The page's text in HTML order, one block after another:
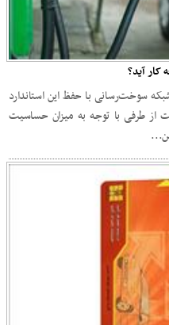
یورو 5 بدون داشتن شبکه سوخت‌رسانی با حفظ این استاندارد
از طرفی با توجه به میزان حساسیت